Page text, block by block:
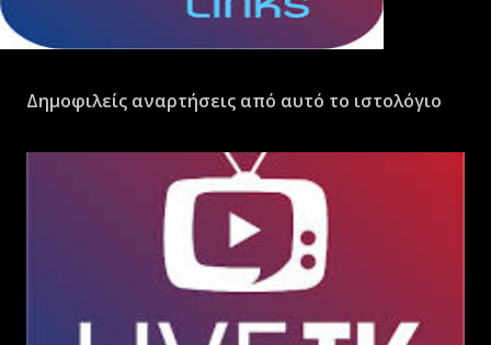
Δημοφιλείς αναρτήσεις από αυτό το ιστολόγιο